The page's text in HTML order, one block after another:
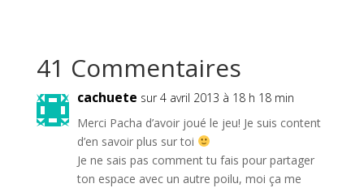
41 Commentaires
cachuete sur 4 avril 2013 à 18 h 18 min
Merci Pacha d’avoir joué le jeu! Je suis content
d’en savoir plus sur toi
Je ne sais pas comment tu fais pour partager
ton espace avec un autre poilu, moi ça me